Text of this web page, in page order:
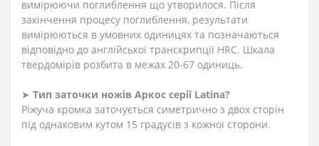
вимірюючи поглиблення що утворилося. Після
закінчення процесу поглиблення, результати
вимірюються в умовних одиницях та позначаються
відповідно до англійської транскрипції HRC. Шкала
твердомірів розбита в межах 20-67 одиниць.
➤ Тип заточки ножів Аркос серіїLatina?
Ріжуча кромка заточується симетрично з двох сторін
під однаковим кутом 15 градусів з кожної сторони.